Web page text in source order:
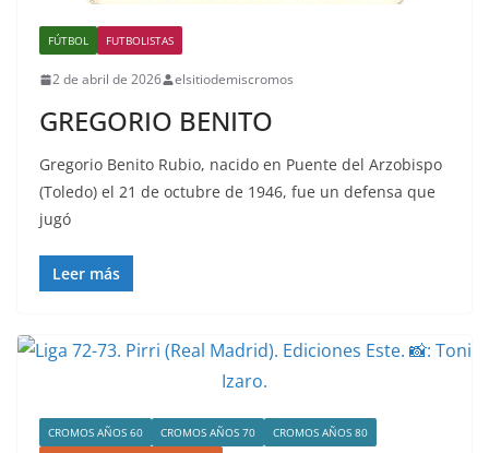
FÚTBOL FUTBOLISTAS
2 de abril de 2026 elsitiodemiscromos
GREGORIO BENITO
Gregorio Benito Rubio, nacido en Puente del Arzobispo
(Toledo) el 21 de octubre de 1946, fue un defensa que
jugó
Leer más
CROMOS AÑOS 60 CROMOS AÑOS 70
CROMOS AÑOS 80